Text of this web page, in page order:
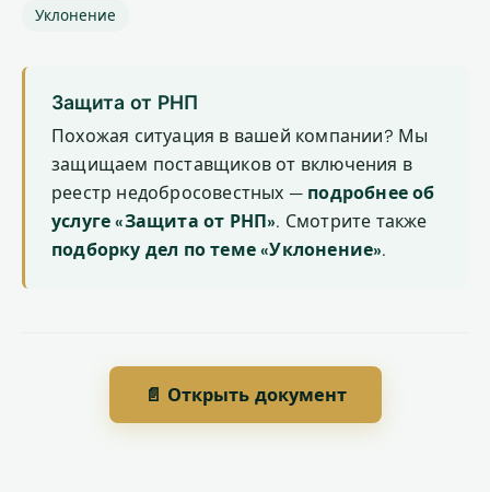
Уклонение
Защита от РНП
Похожая ситуация в вашей компании? Мы
защищаем поставщиков от включения в
реестр недобросовестных — подробнее об
услуге «Защита от РНП». Смотрите также
подборку дел по теме «Уклонение».
📄 Открыть документ